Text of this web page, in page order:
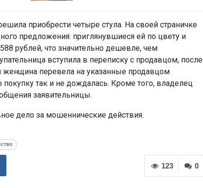
приобрести четыре стула. На своей страничке
предложения: приглянувшиеся ей по цвету и
рублей, что значительно дешевле, чем
вступила в переписку с продавцом, после
женщина перевела на указанные продавцом
так и не дождалась. Кроме того, владелец
заявительницы.
дело за мошеннические действия.
0
123